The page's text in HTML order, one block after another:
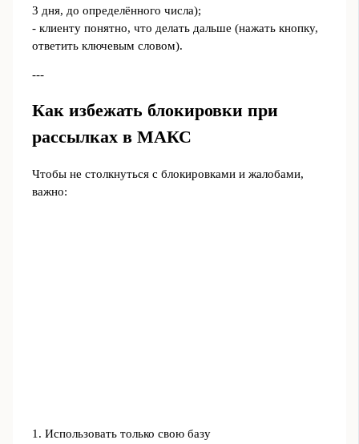
3 дня, до определённого числа);
- клиенту понятно, что делать дальше (нажать кнопку,
ответить ключевым словом).
---
Как избежать блокировки при
рассылках в МАКС
Чтобы не столкнуться с блокировками и жалобами,
важно:
1. Использовать только свою базу